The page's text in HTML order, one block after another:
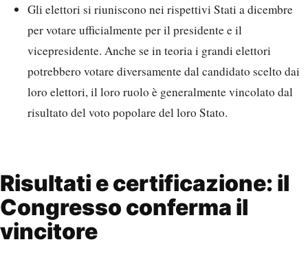
Gli elettori si riuniscono nei rispettivi Stati a dicembre
per votare ufficialmente per il presidente e il
vicepresidente. Anche se in teoria i grandi elettori
potrebbero votare diversamente dal candidato scelto dai
loro elettori, il loro ruolo è generalmente vincolato dal
risultato del voto popolare del loro Stato.
Risultati e certificazione: il
Congresso conferma il
vincitore